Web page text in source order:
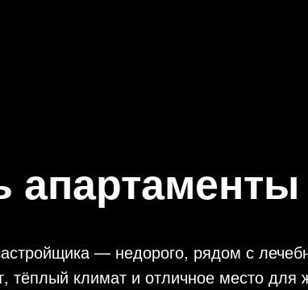
— недорого, рядом с
тёплый климат и отличное место для